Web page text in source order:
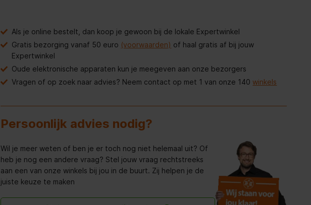
Als je online bestelt, dan koop je gewoon bij de lokale Expertwinkel
Gratis bezorging vanaf 50 euro (voorwaarden) of haal gratis af bij jouw
Expertwinkel
Oude elektronische apparaten kun je meegeven aan onze bezorgers
Vragen of op zoek naar advies? Neem contact op met 1 van onze 140 winkels
Persoonlijk advies nodig?
Wil je meer weten of ben je er toch nog niet helemaal uit? Of
heb je nog een andere vraag? Stel jouw vraag rechtstreeks
aan een van onze winkels bij jou in de buurt. Zij helpen je de
juiste keuze te maken